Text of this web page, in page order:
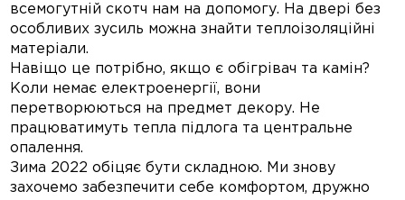
всемогутній скотч нам на допомогу. На двері без
особливих зусиль можна знайти теплоізоляційні
матеріали.
Навіщо це потрібно, якщо є обігрівач та камін?
Коли немає електроенергії, вони
перетворюються на предмет декору. Не
працюватимуть тепла підлога та центральне
опалення.
Зима 2022 обіцяє бути складною. Ми знову
захочемо забезпечити себе комфортом, дружно